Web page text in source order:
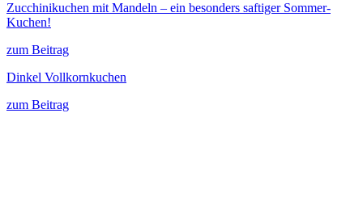
Zucchinikuchen mit Mandeln – ein besonders saftiger Sommer-
Kuchen!
zum Beitrag
Dinkel Vollkornkuchen
zum Beitrag